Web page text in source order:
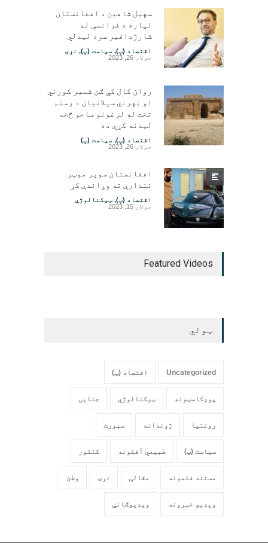
سهیل شاهین د افغانستان
لپاره د فرانسې له
شارژدافیر سره لیدلي
اقتصاد (پ), سیاست (پ), نړۍ
جولای 26, 2023
روان کال کې ګن شمیر کورني
او بهرني سیلانیان د رستم
تخت له لرغونو ساحو څخه
لیدنه کړې ده
اقتصاد (پ), سیاست (پ)
جولای 26, 2023
افغانستان سوپر موټر
نندارې ته وړاندې کړ
اقتصاد (پ), ټیکنالوژي
جولای 15, 2023
Featured Videos
ټولي
Uncategorized اقتصاد (پ)
پوډکاسټونه ټیکنالوژي جنایی
روغتیا ژوندانه سپورت
سیاست (پ) طبیعي آفتونه کلتور
مستند فلمونه مقالې نړۍ وطن
ویډیو خبرونه ویډیوګانې